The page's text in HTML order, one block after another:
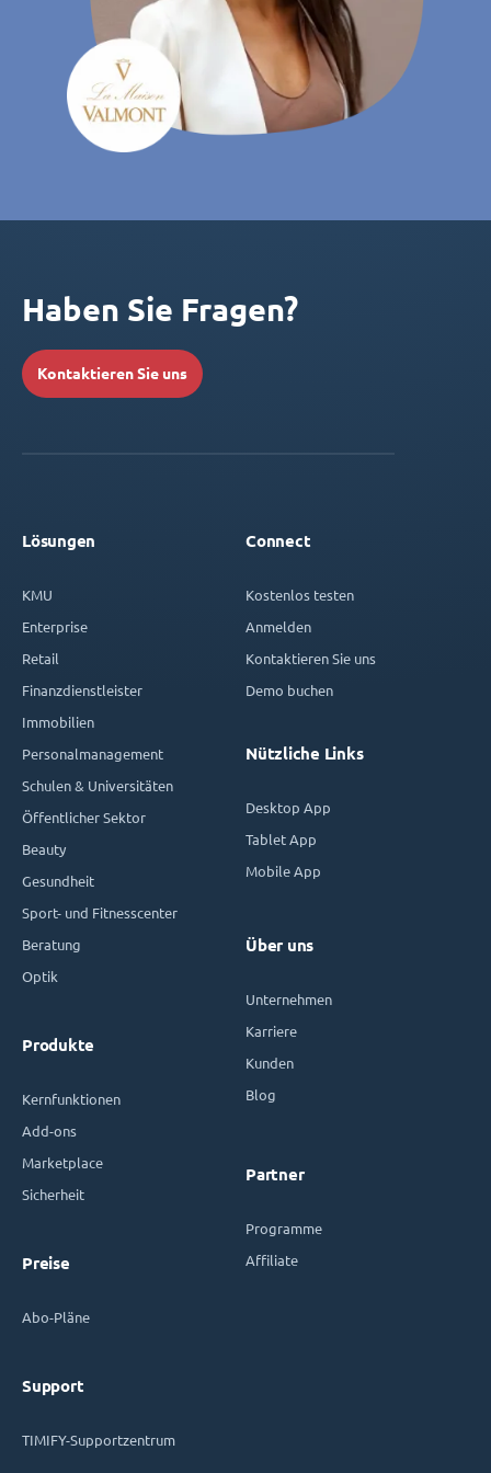
Haben Sie Fragen?
Kontaktieren Sie uns
Lösungen
KMU
Enterprise
Retail
Finanzdienstleister
Immobilien
Personalmanagement
Schulen & Universitäten
Öffentlicher Sektor
Beauty
Gesundheit
Sport- und Fitnesscenter
Beratung
Optik
Produkte
Kernfunktionen
Add-ons
Marketplace
Sicherheit
Preise
Abo-Pläne
Support
TIMIFY-Supportzentrum
Connect
Kostenlos testen
Anmelden
Kontaktieren Sie uns
Demo buchen
Nützliche Links
Desktop App
Tablet App
Mobile App
Über uns
Unternehmen
Karriere
Kunden
Blog
Partner
Programme
Affiliate